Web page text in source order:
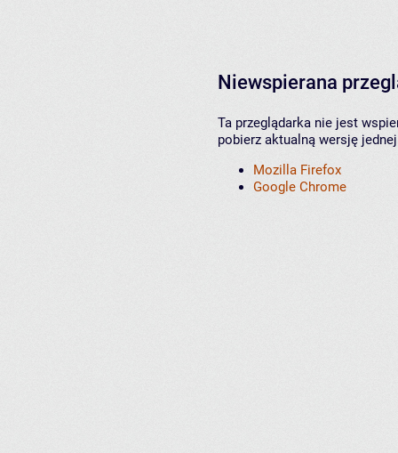
Niewspierana
Ta przeglądarka nie jest
pobierz aktualną wersję
Mozilla Firefox
Google Chrome